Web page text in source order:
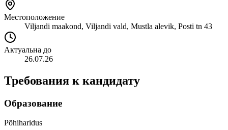
Местоположение
Viljandi maakond, Viljandi vald, Mustla alevik, Posti tn 43
Актуальна до
26.07.26
Требования к кандидату
Образование
Põhiharidus